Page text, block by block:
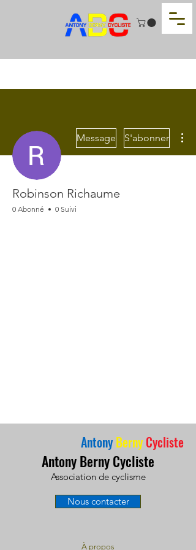
Message S'abonner
Robinson Richaume
0 Abonné 0 Suivi
Antony Berny Cycliste
Antony Berny Cycliste
Association de cyclisme
Nous contacter
À propos